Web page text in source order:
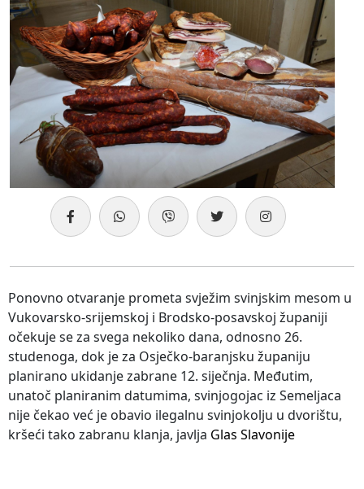
Ponovno otvaranje prometa svježim svinjskim mesom u
Vukovarsko-srijemskoj i Brodsko-posavskoj županiji
očekuje se za svega nekoliko dana, odnosno 26.
studenoga, dok je za Osječko-baranjsku županiju
planirano ukidanje zabrane 12. siječnja. Međutim,
unatoč planiranim datumima, svinjogojac iz Semeljaca
nije čekao već je obavio ilegalnu svinjokolju u dvorištu,
kršeći tako zabranu klanja, javlja Glas Slavonije